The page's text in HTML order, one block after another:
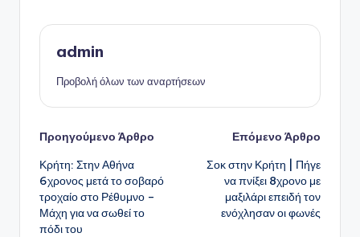
admin
Προβολή όλων των αναρτήσεων
Πλοήγηση
δημοσιεύσεων
Προηγούμενο Άρθρο
Κρήτη: Στην Αθήνα
6χρονος μετά το σοβαρό
τροχαίο στο Ρέθυμνο –
Μάχη για να σωθεί το
πόδι του
Επόμενο Άρθρο
Σοκ στην Κρήτη | Πήγε
να πνίξει 8χρονο με
μαξιλάρι επειδή τον
ενόχλησαν οι φωνές